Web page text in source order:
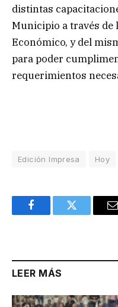
distintas
Municipio a través de
Económico, y del
para poder
requerimientos
Edición Impresa Hoy
FacebookTwitter
LEER MÁS